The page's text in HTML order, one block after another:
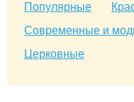
Популярные
Современные и
Церковные